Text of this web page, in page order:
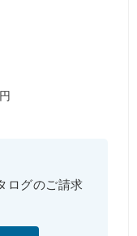
ログのご請求